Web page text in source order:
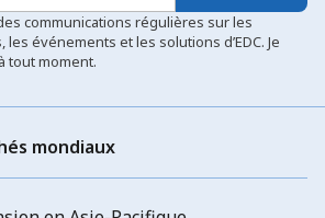
communications régulières sur les
événements et les solutions d’EDC. Je
tout moment.
mondiaux